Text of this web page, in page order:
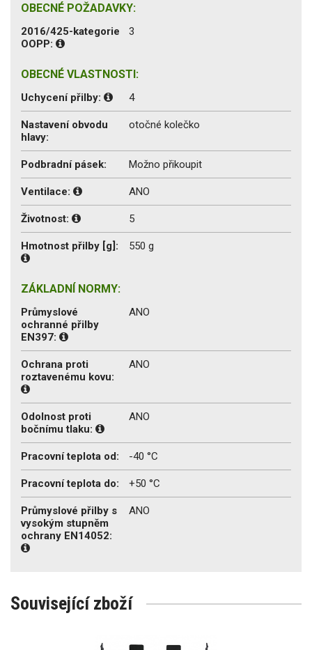
OBECNÉ POŽADAVKY:
2016/425-kategorie
OOPP:
3
OBECNÉ VLASTNOSTI:
Uchycení přilby: 4
Nastavení obvodu
hlavy:
otočné kolečko
Podbradní pásek: Možno přikoupit
Ventilace: ANO
Životnost: 5
Hmotnost přilby [g]: 550 g
ZÁKLADNÍ NORMY:
Průmyslové
ochranné přilby
EN397:
ANO
Ochrana proti
roztavenému kovu:
ANO
Odolnost proti
bočnímu tlaku:
ANO
Pracovní teplota od: -40 °C
Pracovní teplota do: +50 °C
Průmyslové přilby s
vysokým stupněm
ochrany EN14052:
ANO
Související zboží